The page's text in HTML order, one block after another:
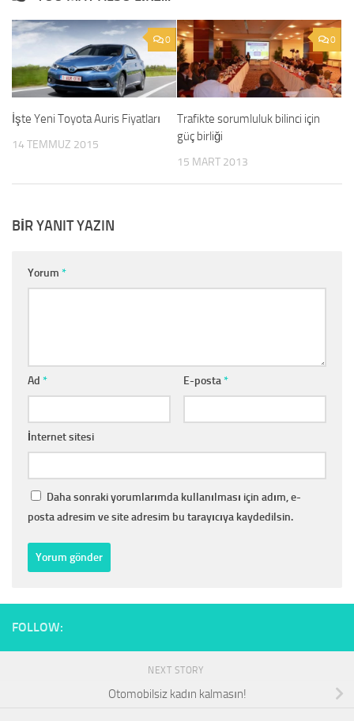
0
İşte Yeni Toyota Auris Fiyatları
14 TEMMUZ 2015
0
Trafikte sorumluluk bilinci için
güç birliği
15 MART 2013
BIR YANIT YAZIN
Yorum *
Ad * E-posta*
İnternet sitesi
Daha sonraki yorumlarımda kullanılması için adım, e-
posta adresim ve site adresim bu tarayıcıya kaydedilsin.
FOLLOW:
NEXT STORY
Otomobilsiz kadın kalmasın!